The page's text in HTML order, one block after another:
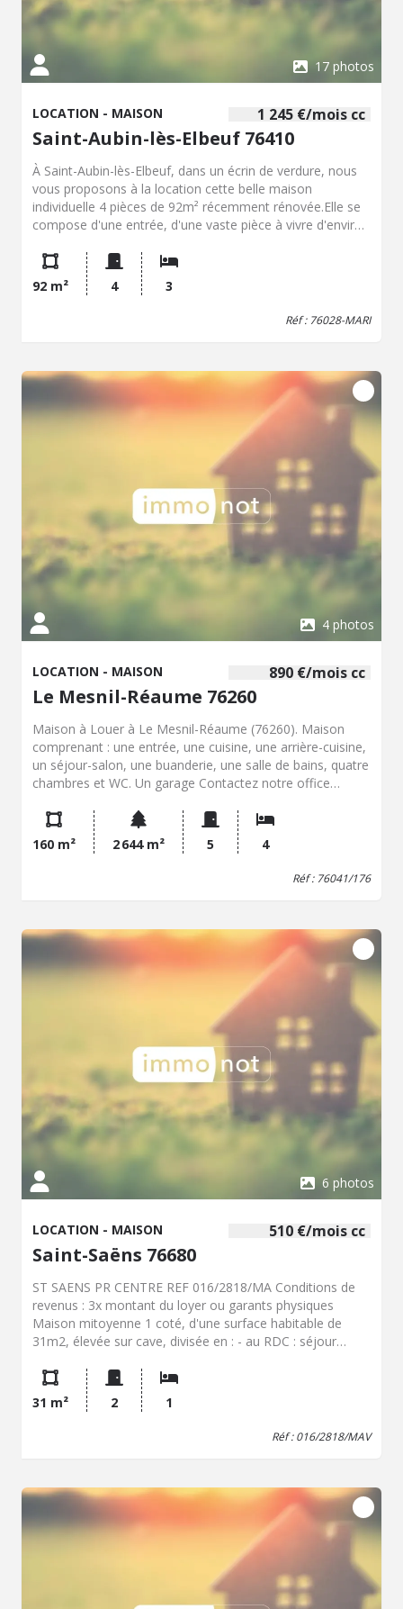
17 photos
1 245 €/mois cc
LOCATION - MAISON
Saint-Aubin-lès-Elbeuf 76410
À Saint-Aubin-lès-Elbeuf, dans un écrin de verdure, nous
vous proposons à la location cette belle maison
individuelle 4 pièces de 92m² récemment rénovée.Elle se
compose d'une entrée, d'une vaste pièce à vivre d'environ
aménagée et équipée (plaque, hotte, four), avec ilot
central , des WC séparés, une salle d'eau avec grande
douche à l'italienne, deux chambres, un dressing qui peut
être réaménagé en chambre, un sous-sol complet avec
fruitiers.Chauffage et eau chaude individuels gaz, eau
froide individuelle (présence d'un adoucisseur).Cette
maison est disponible courant septembre 2026.Loyer :
1200,00 € + provisions sur charges : 45,00 € (comprenant
l'entretien de la chaudière gaz, de l'adoucisseur d'eau, du
portail électrique et la TEOM)Frais à prévoir : dépôt de
garantie : 1200,00 € + provisions frais de bail : 700,00 € +
frais état des lieux : 276,00 €. Les informations sur les
risques auxquels ce bien est exposé sont disponibles sur
le site Géorisques : www. georisques. gouv. fr
92 m² 4 3
Réf : 76028-MARI
4 photos
890 €/mois cc
LOCATION - MAISON
Le Mesnil-Réaume 76260
Maison à Louer à Le Mesnil-Réaume (76260). Maison
comprenant : une entrée, une cuisine, une arrière-cuisine,
un séjour-salon, une buanderie, une salle de bains, quatre
chambres et WC. Un garage Contactez notre office
cette maison à louer à Le Mesnil-Réaume.
160 m²
2 644 m² 5 4
Réf : 76041/176
6 photos
510 €/mois cc
LOCATION - MAISON
Saint-Saëns 76680
ST SAENS PR CENTRE REF 016/2818/MA Conditions de
revenus : 3x montant du loyer ou garants physiques
Maison mitoyenne 1 coté, d'une surface habitable de
31m2, élevée sur cave, divisée en : - au RDC : séjour
salle de bains (baignoire, lavabo), une pièce Courette
Chauffage individuel électrique climatisation et radiateurs
- production d'eau chaude par cumulus Loyer 510 € -
Dépot de garantie : 510 € Provision frais de bail locataire :
annuelles d'énergie pour un usage standard : 959 à 1297
€ (base 2021/2022/2023) Les informations sur les risques
auxquels ce bien est exposé sont disponibles sur le site
Géorisques: www.georisques.gouv.fr
31 m² 2 1
Réf : 016/2818/MAV